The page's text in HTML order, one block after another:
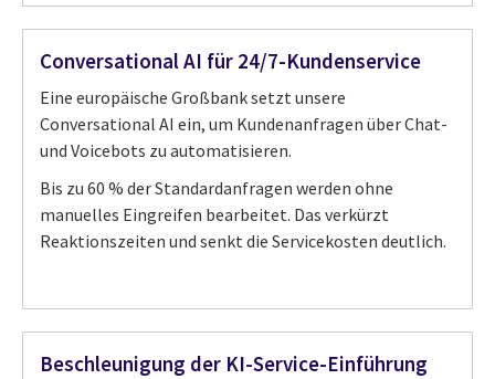
Conversational AI für 24/7-Kundenservice
Eine europäische Großbank setzt unsere
Conversational AI ein, um Kundenanfragen über Chat-
und Voicebots zu automatisieren.
Bis zu 60 % der Standardanfragen werden ohne
manuelles Eingreifen bearbeitet. Das verkürzt
Reaktionszeiten und senkt die Servicekosten deutlich.
Beschleunigung der KI-Service-Einführung